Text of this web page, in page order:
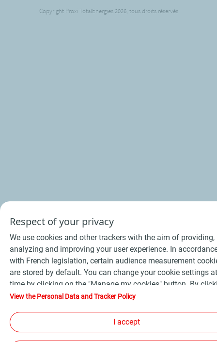
Copyright Proxi TotalEnergies 2026, tous droits réservés
Respect of your privacy
We use cookies and other trackers with the aim of providing,
analyzing and improving your user experience. In
with French legislation, certain audience measurement
are stored by default. You can change your cookie settings
time by clicking on the "Manage my cookies" button. By
on the "Accept" button, you agree that we may store all
required for the site to function correctly will be used. For
information, refer to the "Personal Data and Tracker Policy"
View the Personal Data and Tracker Policy
I accept